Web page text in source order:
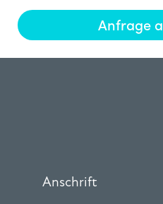
Anfrage
Anschrift